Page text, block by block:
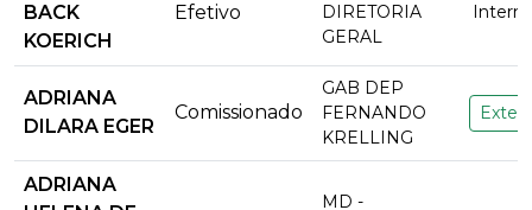
BACK
KOERICH
Efetivo
DIRETORIA
GERAL
ADRIANA
DILARA EGER
Comissionado
GAB DEP
FERNANDO
KRELLING
ADRIANA
MD -